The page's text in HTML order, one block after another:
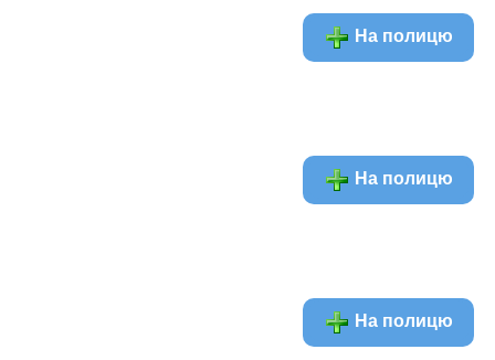
На полицю
На полицю
На полицю